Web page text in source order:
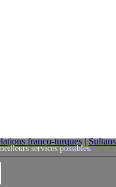
franco-turques|
services possibles.